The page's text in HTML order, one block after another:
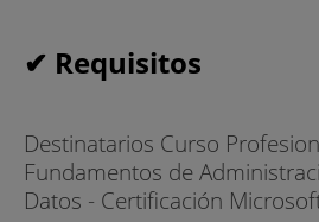
✔ Requisitos
Destinatarios Curso
Fundamentos de
Datos - Certificación